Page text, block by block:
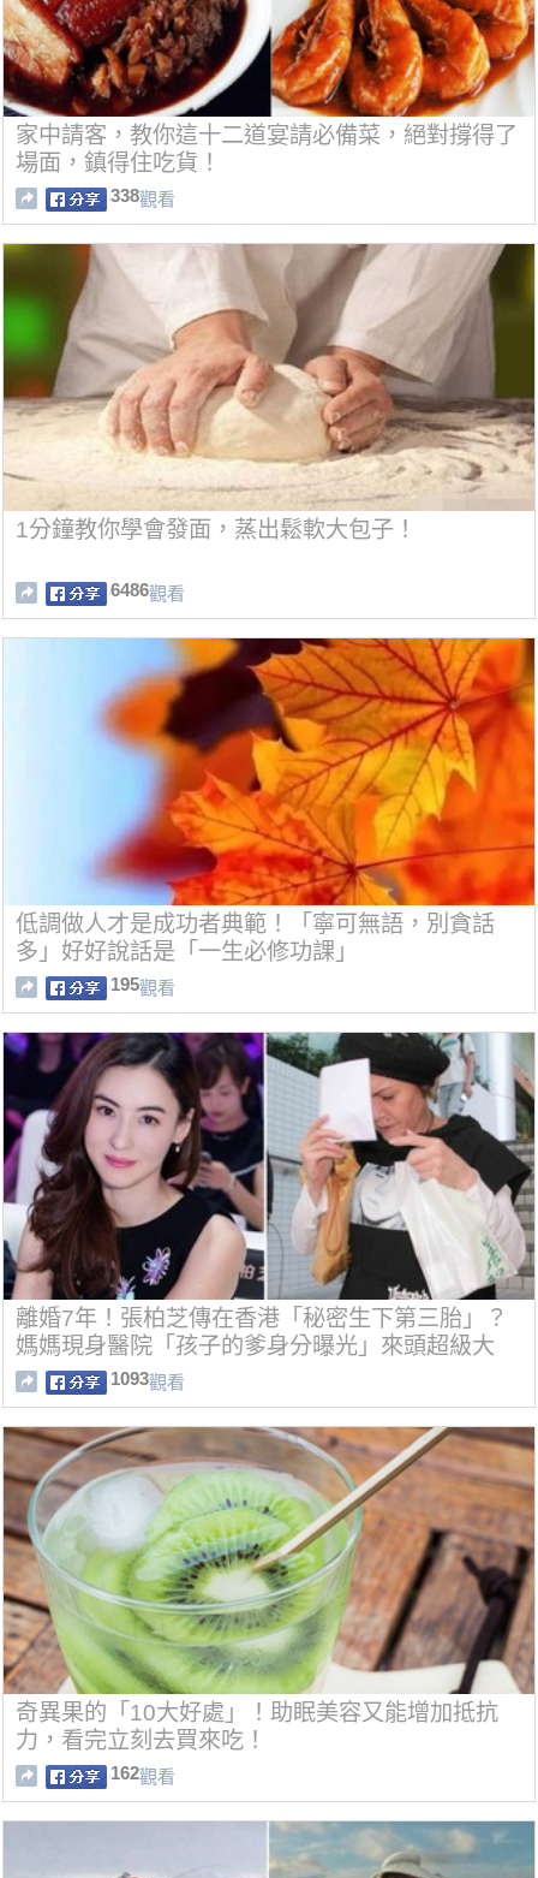
家中請客，教你這十二道宴請必備菜，絕對撐得了
場面，鎮得住吃貨！
338觀看
1分鐘教你學會發面，蒸出鬆軟大包子！
6486觀看
低調做人才是成功者典範！「寧可無語，別貪話
多」好好說話是「一生必修功課」
195觀看
離婚7年！張柏芝傳在香港「秘密生下第三胎」？
媽媽現身醫院「孩子的爹身分曝光」來頭超級大
1093觀看
奇異果的「10大好處」！助眠美容又能增加抵抗
力，看完立刻去買來吃！
162觀看